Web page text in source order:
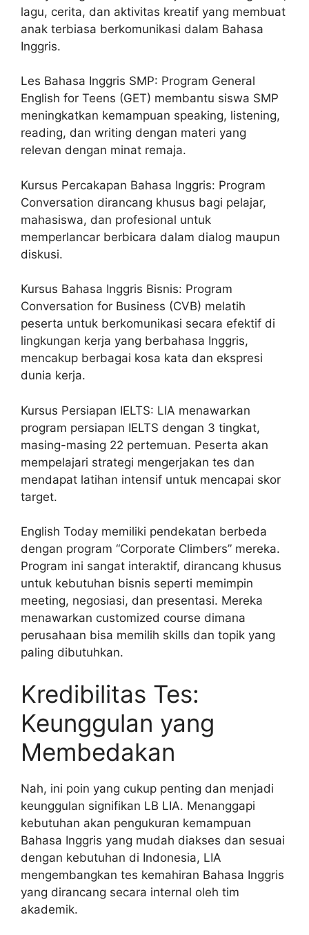
lagu, cerita, dan aktivitas kreatif yang membuat
anak terbiasa berkomunikasi dalam Bahasa
Inggris.
Les Bahasa Inggris SMP: Program General
English for Teens (GET) membantu siswa SMP
meningkatkan kemampuan speaking, listening,
reading, dan writing dengan materi yang
relevan dengan minat remaja.
Kursus Percakapan Bahasa Inggris: Program
Conversation dirancang khusus bagi pelajar,
mahasiswa, dan profesional untuk
memperlancar berbicara dalam dialog maupun
diskusi.
Kursus Bahasa Inggris Bisnis: Program
Conversation for Business (CVB) melatih
peserta untuk berkomunikasi secara efektif di
lingkungan kerja yang berbahasa Inggris,
mencakup berbagai kosa kata dan ekspresi
dunia kerja.
Kursus Persiapan IELTS: LIA menawarkan
program persiapan IELTS dengan 3 tingkat,
masing-masing 22 pertemuan. Peserta akan
mempelajari strategi mengerjakan tes dan
mendapat latihan intensif untuk mencapai skor
target.
English Today memiliki pendekatan berbeda
dengan program “Corporate Climbers” mereka.
Program ini sangat interaktif, dirancang khusus
untuk kebutuhan bisnis seperti memimpin
meeting, negosiasi, dan presentasi. Mereka
menawarkan customized course dimana
perusahaan bisa memilih skills dan topik yang
paling dibutuhkan.
Kredibilitas Tes:
Keunggulan yang
Membedakan
Nah, ini poin yang cukup penting dan menjadi
keunggulan signifikan LB LIA. Menanggapi
kebutuhan akan pengukuran kemampuan
Bahasa Inggris yang mudah diakses dan sesuai
dengan kebutuhan di Indonesia, LIA
mengembangkan tes kemahiran Bahasa Inggris
yang dirancang secara internal oleh tim
akademik.